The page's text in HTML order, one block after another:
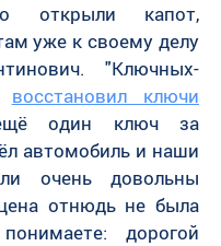
открыли капот,
уже к своему делу
"Ключных-
восстановил ключи
один ключ за
автомобиль и наши
очень довольны
отнюдь не была
дорогой